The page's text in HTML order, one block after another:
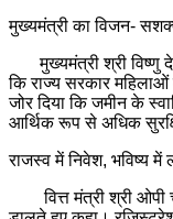
मुख्यमंत्री का विजन-
मुख्यमंत्री श्री विष्णु
कि राज्य सरकार महिलाओं
जोर दिया कि जमीन के
आर्थिक रूप से अधिक
राजस्व में निवेश, भविष्य में
वित्त मंत्री श्री ओपी